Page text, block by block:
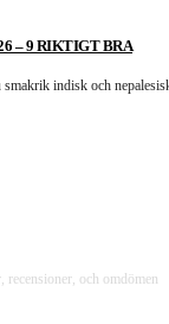
– 9 RIKTIGT BRA
smakrik indisk och
recensioner, och omdömen